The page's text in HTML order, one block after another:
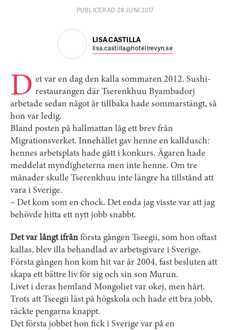
PUBLICERAD 28 JUNI 2017
LISA CASTILLA
lisa.castilla@hotellrevyn.se
D et var en dag den kalla sommaren 2012. Sushi­
restaurangen där Tserenkhuu Byambadorj
arbetade sedan något år tillbaka hade sommarstängt, så
hon var ledig.
Bland posten på hallmattan låg ett brev från
Migrationsverket. Innehållet gav henne en kalldusch:
hennes arbetsplats hade gått i konkurs. Ägaren hade
meddelat myndigheterna men inte henne. Om tre
månader skulle Tserenkhuu inte längre ha tillstånd att
vara i Sverige.
– Det kom som en chock. Det enda jag visste var att jag
behövde hitta ett nytt jobb snabbt.
Det var långt ifrånförsta gången Tseegii, som hon oftast
kallas, blev illa behandlad av arbetsgivare i Sverige.
Första gången hon kom hit var år 2004, fast besluten att
skapa ett bättre liv för sig och sin son Murun.
Livet i deras hemland Mongoliet var okej, men hårt.
Trots att Tseegii läst på högskola och hade ett bra jobb,
räckte pengarna knappt.
Det första jobbet hon fick i Sverige var på en